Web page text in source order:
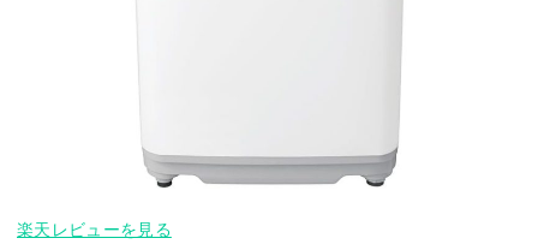
楽天レビューを見る